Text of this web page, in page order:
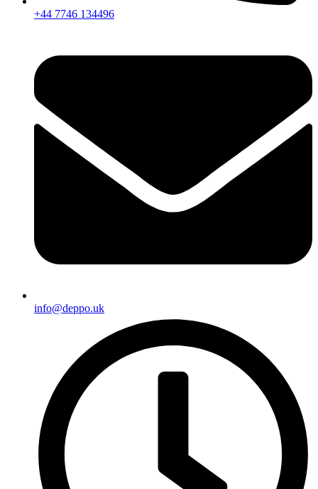
+44 7746 134496
info@deppo.uk